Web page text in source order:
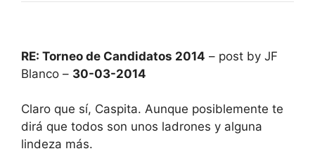
RE: Torneo de Candidatos 2014 – post by JF
Blanco – 30-03-2014
Claro que sí, Caspita. Aunque posiblemente te
dirá que todos son unos ladrones y alguna
lindeza más.